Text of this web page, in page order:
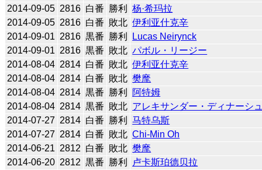
2014-09-05 2816 白番 勝利
杨·希玛拉
2014-09-05 2816 白番 敗北 伊利亚什克辛
2014-09-01 2816 黒番 勝利
Lucas Neirynck
2014-09-01 2816 黒番 敗北 パボル・リージー
2014-08-04 2814 白番 敗北 伊利亚什克辛
2014-08-04 2814 白番 敗北 樊麾
2014-08-04 2814 黒番 勝利
阿特姆
2014-08-04 2814 黒番 敗北 アレキサンダー・ディナーシ
2014-07-27 2814 白番 勝利
马特乌斯
2014-07-27 2814 白番 敗北 Chi-Min Oh
2014-06-21 2812 白番 敗北 樊麾
2014-06-20 2812 黒番 勝利
卢卡斯珀德贝拉